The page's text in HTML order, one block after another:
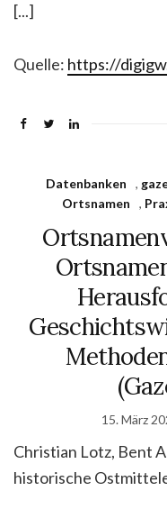
[...]
Quelle: https://
Datenbanken ,
Ortsnamen
,
15. März
Christian Lotz, Bent
historische